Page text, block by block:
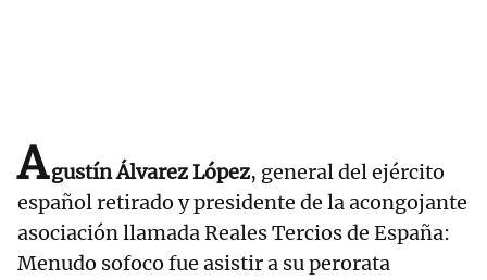
Agustín Álvarez López, general del ejército
español retirado y presidente de la acongojante
asociación llamada Reales Tercios de España:
Menudo sofoco fue asistir a su perorata